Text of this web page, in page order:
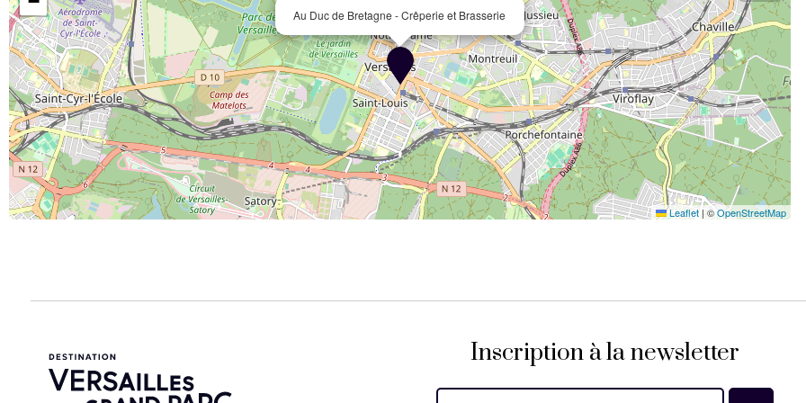
Au Duc de Bretagne - Crêperie et Brasserie
Leaflet|©OpenStreetMap
Inscription à la newsletter